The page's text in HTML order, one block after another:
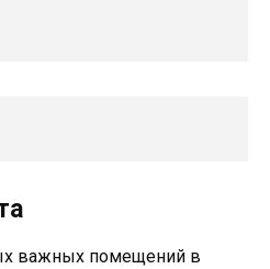
важных помещений в